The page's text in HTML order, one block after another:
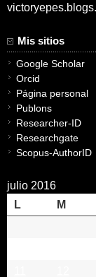
Mis sitios
Google Scholar
Orcid
Página personal
Publons
Researcher-ID
Researchgate
Scopus-AuthorID
julio 2016
L
M